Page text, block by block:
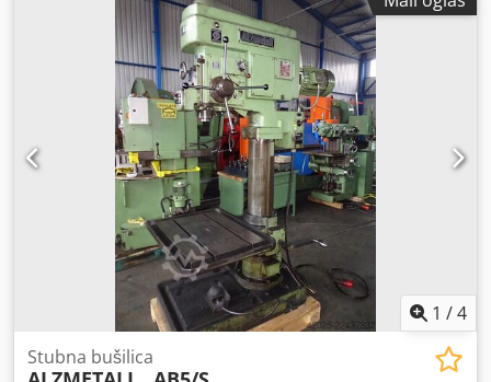
dobrom stanju, iz redovnog pogona, uključujući
Heidenhain digitalni prikaz ND 1202 R RADIAL-DRILL.
Mašina je redovno servisirana i proveravana. *BEZ
PRIKAZANOG ALATA* Površina za stezanje: oko 1200x830
mm Osnovna ploča: oko 1200x830 mm Dodpfsztkupsx Ai
Sokr Držač alata: MK 4, kratka osovina Kapacitet bušenja u
čeliku / livenom gvožđu: 30 / 32 mm Brzine vretena: 12
stepeni, od 102 do 2.000 obrtaja u minuti Hod vretena (hod
unutrašnjeg konusa): 150 mm Isten: maks. 725 mm Težina:
1 /4
Stubna bušilica